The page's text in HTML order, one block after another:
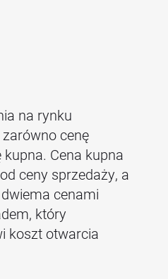
na rynku
cenę
Cena kupna
ceny sprzedaży, a
cenami
który
koszt otwarcia